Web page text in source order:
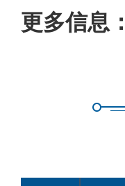
更多信息：